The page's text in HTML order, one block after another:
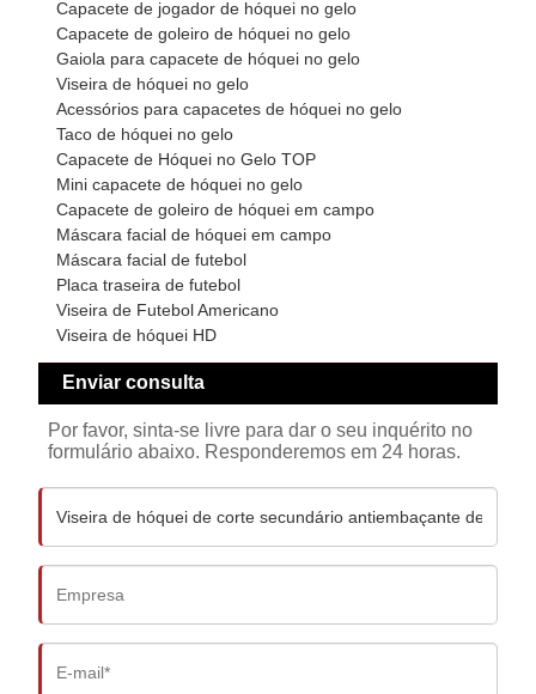
Capacete de jogador de hóquei no gelo
Capacete de goleiro de hóquei no gelo
Gaiola para capacete de hóquei no gelo
Viseira de hóquei no gelo
Acessórios para capacetes de hóquei no gelo
Taco de hóquei no gelo
Capacete de Hóquei no Gelo TOP
Mini capacete de hóquei no gelo
Capacete de goleiro de hóquei em campo
Máscara facial de hóquei em campo
Máscara facial de futebol
Placa traseira de futebol
Viseira de Futebol Americano
Viseira de hóquei HD
Enviar consulta
Por favor, sinta-se livre para dar o seu inquérito no
formulário abaixo. Responderemos em 24 horas.